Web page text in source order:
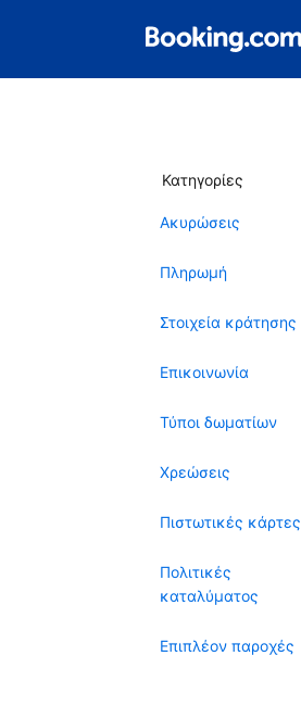
Κατηγορίες
Ακυρώσεις
Πληρωμή
Στοιχεία κράτησης
Επικοινωνία
Τύποι δωματίων
Χρεώσεις
Πιστωτικές κάρτες
Πολιτικές
καταλύματος
Επιπλέον παροχές